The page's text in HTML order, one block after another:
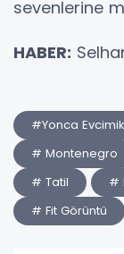
sevenlerine
HABER:
#Yonca Evcimik
# Montenegro
# Tatil
#
# Fit Görüntü